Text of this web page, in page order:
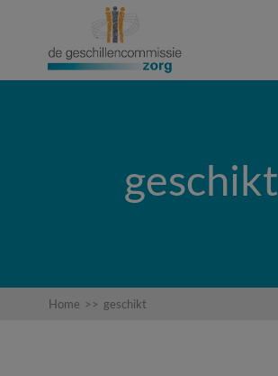
geschikt
Home >> geschikt